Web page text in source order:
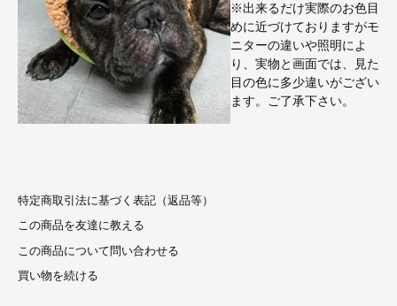
※出来るだけ実際のお色目
めに近づけておりますがモ
ニターの違いや照明によ
り、実物と画面では、見た
目の色に多少違いがござい
ます。ご了承下さい。
特定商取引法に基づく表記（返品等）
この商品を友達に教える
この商品について問い合わせる
買い物を続ける